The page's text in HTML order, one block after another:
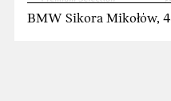
BMW Sikora Mikołów,